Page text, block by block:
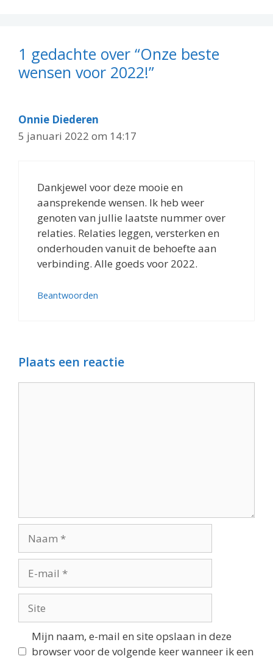
1 gedachte over “Onze beste
wensen voor 2022!”
Onnie Diederen
5 januari 2022 om 14:17
Dankjewel voor deze mooie en
aansprekende wensen. Ik heb weer
genoten van jullie laatste nummer over
relaties. Relaties leggen, versterken en
onderhouden vanuit de behoefte aan
verbinding. Alle goeds voor 2022.
Beantwoorden
Plaats een reactie
mail
Mijn naam, e-mail en site opslaan in deze
browser voor de volgende keer wanneer ik een